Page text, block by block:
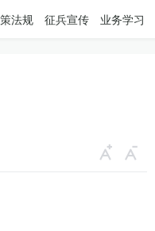
法规 征兵宣传 业务学习